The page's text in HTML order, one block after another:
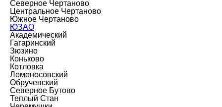
Северное Чертаново
Центральное Чертаново
Южное Чертаново
ЮЗАО
Академический
Гагаринский
Зюзино
Коньково
Котловка
Ломоносовский
Обручевский
Северное Бутово
Теплый Стан